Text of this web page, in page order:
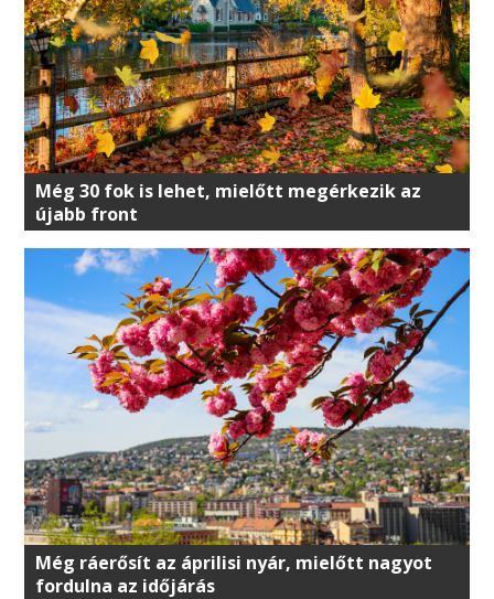
Még 30 fok is lehet, mielőtt megérkezik az
újabb front
Még ráerősít az áprilisi nyár, mielőtt nagyot
fordulna az időjárás